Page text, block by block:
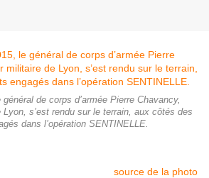
de corps d’armée Pierre Chavancy,
s’est rendu sur le terrain, aux côtés des
dans l’opération SENTINELLE.
source de la photo